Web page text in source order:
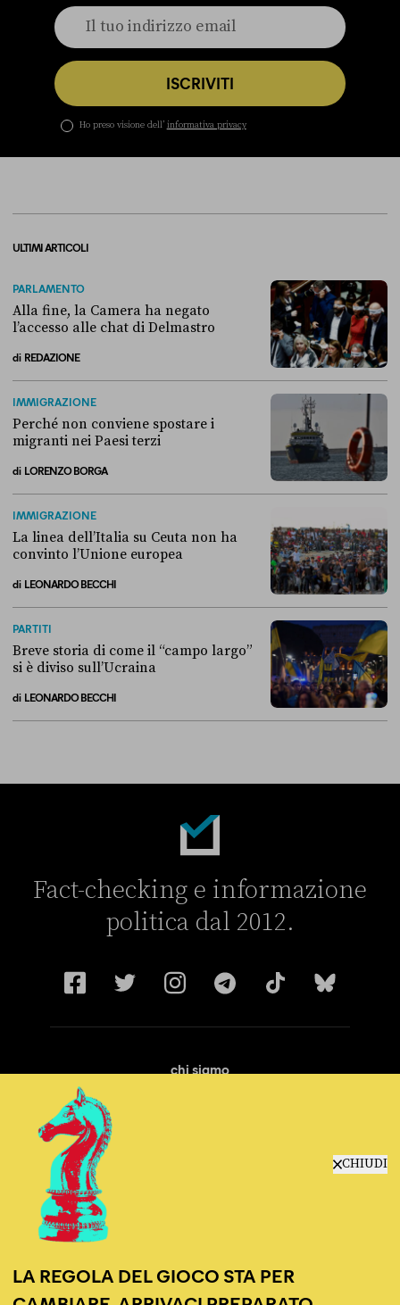
CHIUDI
LA REGOLA DEL GIOCO STA PER
ISCRIVITI
Ho preso visione dell’ informativa privacy
ULTIMI ARTICOLI
PARLAMENTO
Alla fine, la Camera ha negato
l’accesso alle chat di Delmastro
di REDAZIONE
IMMIGRAZIONE
Perché non conviene spostare i
migranti nei Paesi terzi
di LORENZO BORGA
IMMIGRAZIONE
La linea dell’Italia su Ceuta non ha
convinto l’Unione europea
di LEONARDO BECCHI
PARTITI
Breve storia di come il “campo largo”
si è diviso sull’Ucraina
di LEONARDO BECCHI
Fact-checking e informazione
politica dal 2012.
chi siamo